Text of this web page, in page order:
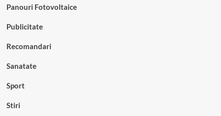
Panouri Fotovoltaice
Publicitate
Recomandari
Sanatate
Sport
Stiri